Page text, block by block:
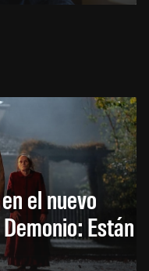
el nuevo
Están